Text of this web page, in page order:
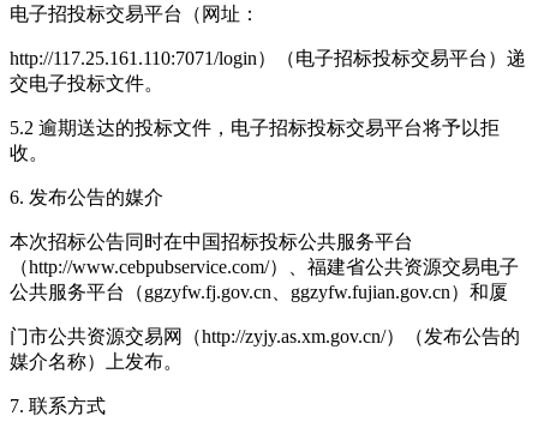
电子招投标交易平台（网址：
http://117.25.161.110:7071/login）（电子招标投标交易平台）递
交电子投标文件。
5.2 逾期送达的投标文件，电子招标投标交易平台将予以拒
收。
6. 发布公告的媒介
本次招标公告同时在中国招标投标公共服务平台
（http://www.cebpubservice.com/）、福建省公共资源交易电子
公共服务平台（ggzyfw.fj.gov.cn、ggzyfw.fujian.gov.cn）和厦
门市公共资源交易网（http://zyjy.as.xm.gov.cn/）（发布公告的
媒介名称）上发布。
7. 联系方式